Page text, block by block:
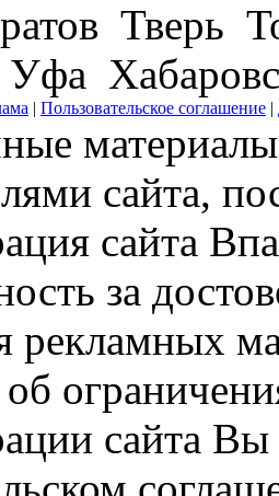
Тверь
Уфа
| Пользовательское соглашение |
сайта,
сайта
за
рекламных
сайта Вы